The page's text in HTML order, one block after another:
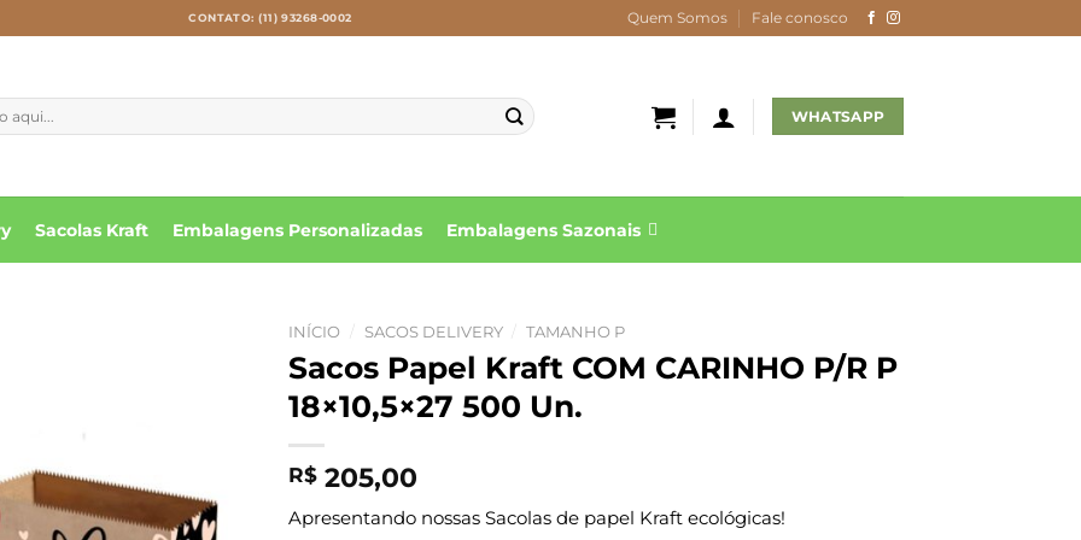
CONTATO: (11) 93268-0002 Quem Somos Fale conosco
WHATSAPP
Sacolas Kraft Embalagens Personalizadas Embalagens Sazonais
INÍCIO SACOS DELIVERY TAMANHO P
Sacos Papel Kraft COM CARINHO P/R P
18×10,5×27 500 Un.
R$ 205,00
Apresentando nossas Sacolas de papel Kraft ecológicas!